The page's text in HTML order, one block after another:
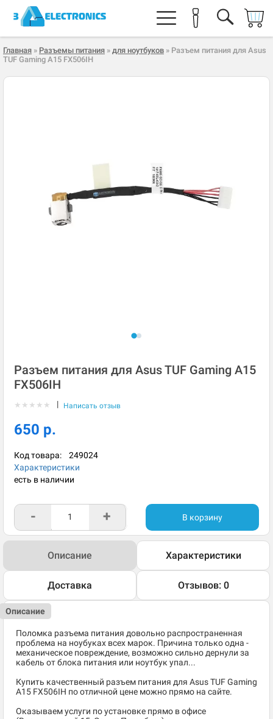
Главная » Разъемы питания » для ноутбуков » Разъем питания для Asus
TUF Gaming A15 FX506IH
Разъем питания для Asus TUF Gaming A15
FX506IH
★ ★ ★ ★ ★ | Написать отзыв
650 р.
Код товара: 249024
Характеристики
есть в наличии
- + В корзину
Описание Характеристики
Доставка Отзывов: 0
Описание
Поломка разъема питания довольно распространенная
проблема на ноубуках всех марок. Причина только одна -
механическое повреждение, возможно сильно дернули за
кабель от блока питания или ноутбук упал...
Купить качественный разъем питания для Asus TUF Gaming
A15 FX506IH по отличной цене можно прямо на сайте.
Оказываем услуги по установке прямо в офисе